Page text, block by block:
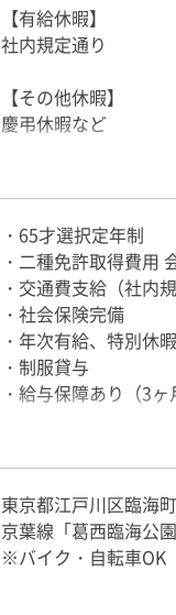
教習期間中の手当を
教習は日本交通の総
ステップ3 営業所配属
営業所配属後も、教
その後も運行管理者
♪女性の方活躍中♪
◆女性専用のスペー
◆産休や育休が取れ
◆全車に防犯カメラを
【有給休暇】
社内規定通り
【その他休暇】
慶弔休暇など
・65才選択定年制
・二種免許取得費用
・交通費支給（社内
・社会保険完備
・年次有給、特別休
・制服貸与
・給与保障あり（3
東京都江戸川区臨海
京葉線「葛西臨海公
※バイク・自転車OK